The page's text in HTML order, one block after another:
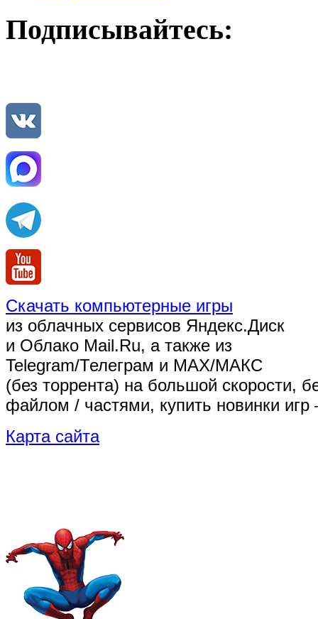
Подписывайтесь:
Скачать компьютерные игры
из облачных сервисов Яндекс.Диск
и Облако Mail.Ru, а также из
Telegram/Телеграм и MAX/МАКС
(без торрента) на большой скорости,
файлом / частями, купить новинки
Карта сайта